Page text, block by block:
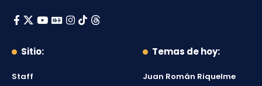
Sitio:
Staff
Temas de hoy:
Juan Román Riquelme